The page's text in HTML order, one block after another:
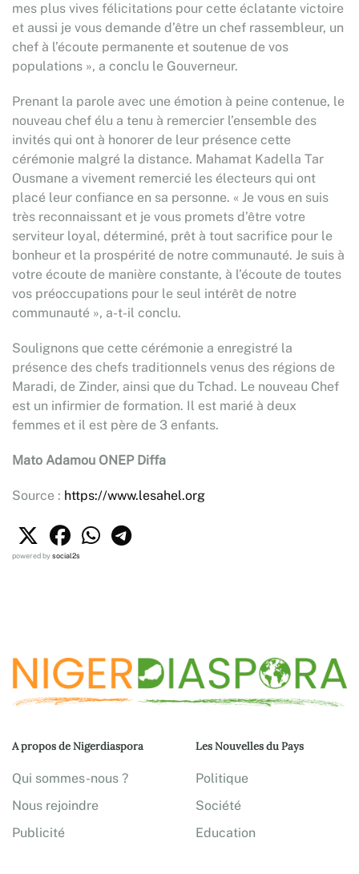
mes plus vives félicitations pour cette éclatante victoire
et aussi je vous demande d’être un chef rassembleur, un
chef à l’écoute permanente et soutenue de vos
populations », a conclu le Gouverneur.
Prenant la parole avec une émotion à peine contenue, le
nouveau chef élu a tenu à remercier l’ensemble des
invités qui ont à honorer de leur présence cette
cérémonie malgré la distance. Mahamat Kadella Tar
Ousmane a vivement remercié les électeurs qui ont
placé leur confiance en sa personne. « Je vous en suis
très reconnaissant et je vous promets d’être votre
serviteur loyal, déterminé, prêt à tout sacrifice pour le
bonheur et la prospérité de notre communauté. Je suis à
votre écoute de manière constante, à l’écoute de toutes
vos préoccupations pour le seul intérêt de notre
communauté », a-t-il conclu.
Soulignons que cette cérémonie a enregistré la
présence des chefs traditionnels venus des régions de
Maradi, de Zinder, ainsi que du Tchad. Le nouveau Chef
est un infirmier de formation. Il est marié à deux
femmes et il est père de 3 enfants.
Mato Adamou ONEP Diffa
Source : https://www.lesahel.org
powered bysocial2s
A propos de Nigerdiaspora
Qui sommes-nous ?
Nous rejoindre
Publicité
Les Nouvelles du Pays
Politique
Société
Education